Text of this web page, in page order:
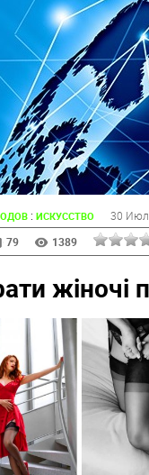
: ИСКУССТВО 30
79
1389
жіночі